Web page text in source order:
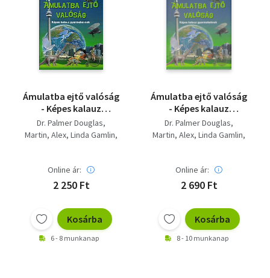
Ámulatba ejtő valóság
- Képes kalauz
gyermekeknek
Dr. Palmer Douglas
Martin, Alex Linda Gamlin
Online ár:
2 250 Ft
Kosárba
6 - 8 munkanap
Ámulatba ejtő valóság
- Képes kalauz
gyermekeknek - saját
képpel
Dr. Palmer Douglas
Martin, Alex Linda Gamlin
Online ár:
2 690 Ft
Kosárba
8 - 10 munkanap